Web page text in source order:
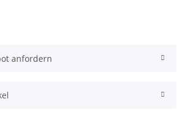
anfordern